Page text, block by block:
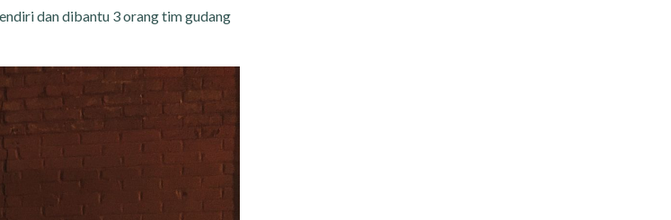
dan dibantu 3 orang tim gudang